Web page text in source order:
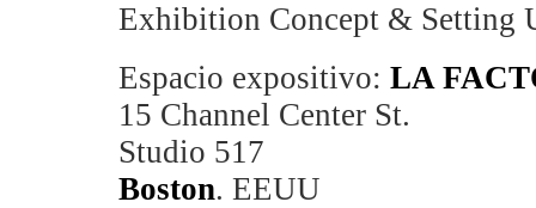
Exhibition Concept & Setting
Espacio expositivo: LA
15 Channel Center St.
Studio 517
Boston. EEUU